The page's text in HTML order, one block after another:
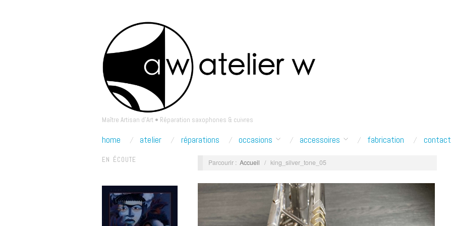
Maître Artisan d'Art • Réparation saxophones & cuivres
home atelier réparations occasions accessoires fabrication contact
EN ÉCOUTE Parcourir : Accueil / king_silver_tone_05